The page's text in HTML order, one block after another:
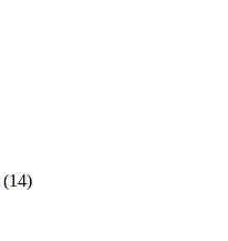
(14)